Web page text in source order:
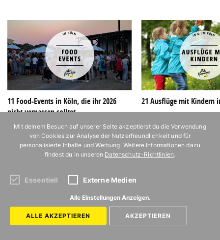
11 Food-Events in Köln, die ihr 2026
nicht verpassen solltet
21 Ausflüge mit Kindern
Mit deinem Besuch auf unserer Seite akzeptierst du die Verwendung
von Cookies zur Analyse der Nutzerfreundlichkeit und für
personalisierte Inhalte und Werbung. Weitere Informationen dazu
findest du in unseren Datenschutz-Richtlinien.
Essentiell Externe Medien
Alle Einstellungen Anzeigen.
ALLE AKZEPTIEREN AKZEPTIEREN